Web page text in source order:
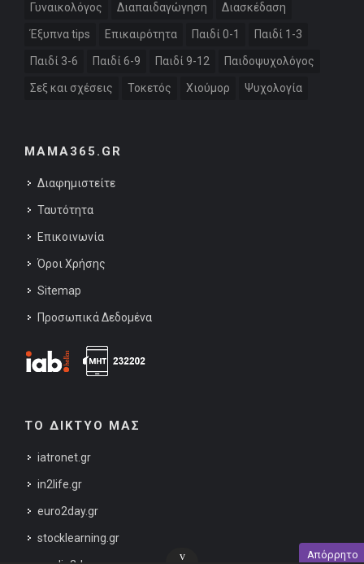
Γυναικολόγος Διαπαιδαγώγηση Διασκέδαση
Έξυπνα tips Επικαιρότητα Παιδί 0-1 Παιδί 1-3
Παιδί 3-6 Παιδί 6-9 Παιδί 9-12 Παιδοψυχολόγος
Σεξ και σχέσεις Τοκετός Χιούμορ Ψυχολογία
MAMA365.GR
Διαφημιστείτε
Ταυτότητα
Επικοινωνία
Όροι Χρήσης
Sitemap
Προσωπικά Δεδομένα
ΤΟ ΔΙΚΤΥΟ ΜΑΣ
iatronet.gr
in2life.gr
euro2day.gr
stocklearning.gr
Απόρρητο
v